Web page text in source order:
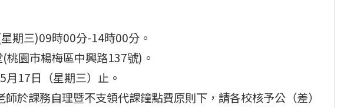
期三)09時00分-14時00分。
園市楊梅區中興路137號)。
17日（星期三）止。
於課務自理暨不支領代課鐘點費原則下，請各校核予公（差）